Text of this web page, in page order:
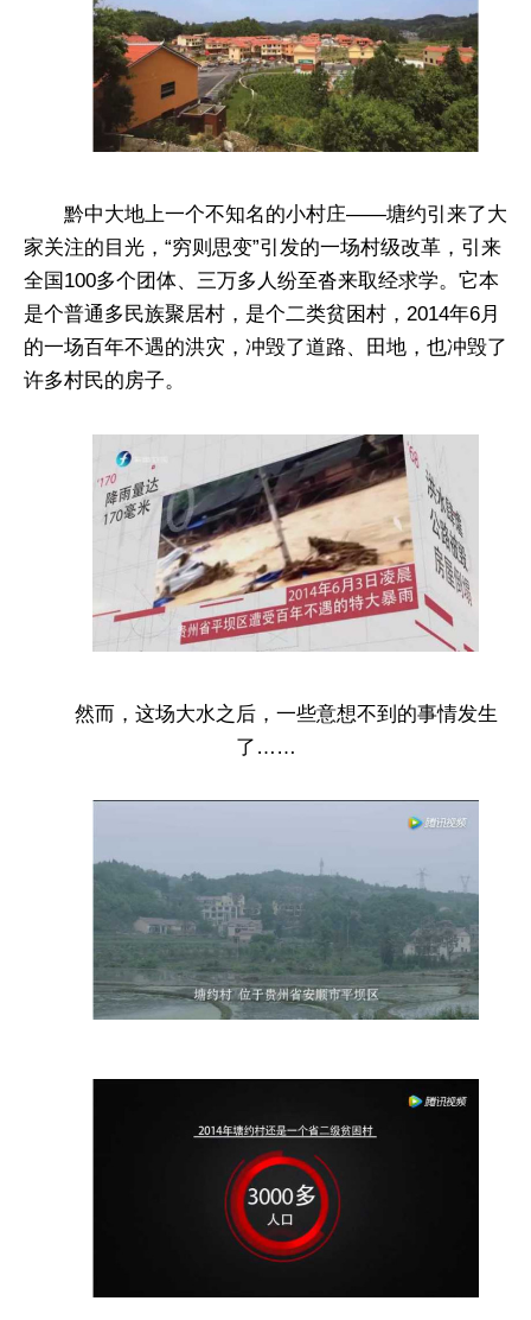
黔中大地上一个不知名的小村庄——塘约引来了大
家关注的目光，“穷则思变”引发的一场村级改革，引来
全国100多个团体、三万多人纷至沓来取经求学。它本
是个普通多民族聚居村，是个二类贫困村，2014年6月
的一场百年不遇的洪灾，冲毁了道路、田地，也冲毁了
许多村民的房子。
然而，这场大水之后，一些意想不到的事情发生
了……